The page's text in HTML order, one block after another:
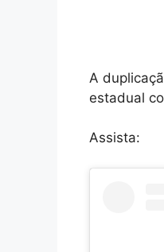
A
estadual
Assista: